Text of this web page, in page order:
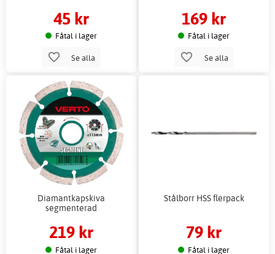
45 kr
Fåtal i lager
Se alla
169 kr
Fåtal i lager
Se alla
Diamantkapskiva
segmenterad
219 kr
Fåtal i lager
Stålborr HSS flerpack
79 kr
Fåtal i lager